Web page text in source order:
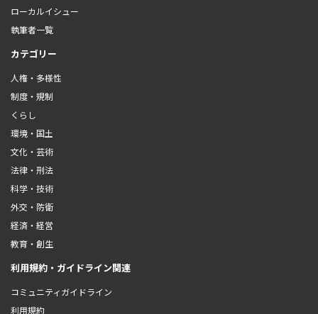
ローカルイシュー
執筆者一覧
カテゴリー
人権・多様性
制度・規制
くらし
環境・国土
文化・芸術
法律・刑法
科学・技術
外交・防衛
経済・経営
教育・創生
利用規約・ガイドライン関連
コミュニティガイドライン
利用規約